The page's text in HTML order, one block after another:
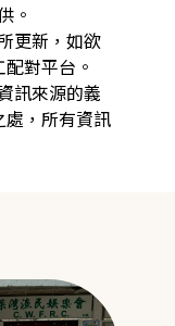
。
更新，如欲
對平台。
訊來源的義
，所有資訊